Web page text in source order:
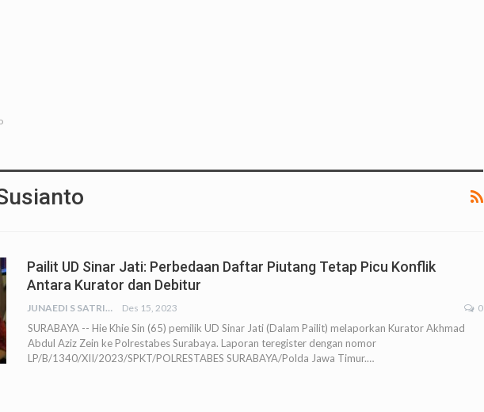
Pailit UD Sinar Jati: Perbedaan Daftar Piutang Tetap Picu Konflik
Antara Kurator dan Debitur
JUNAEDI S SATRIA Des 15, 2023 0
SURABAYA -- Hie Khie Sin (65) pemilik UD Sinar Jati (Dalam Pailit) melaporkan Kurator Akhmad
Abdul Aziz Zein ke Polrestabes Surabaya. Laporan teregister dengan nomor
LP/B/1340/XII/2023/SPKT/POLRESTABES SURABAYA/Polda Jawa Timur.…